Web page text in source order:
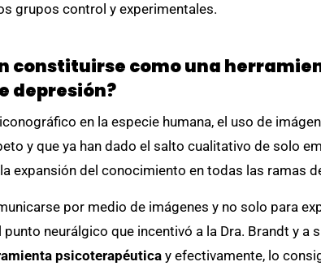
grupos control y experimentales.
constituirse como una
depresión?
en la especie humana, el uso de
y que ya han dado el salto cualitativo de solo
expansión del conocimiento en todas las ramas
por medio de imágenes y no solo para
neurálgico que incentivó a la Dra. Brandt y a
psicoterapéutica y efectivamente, lo